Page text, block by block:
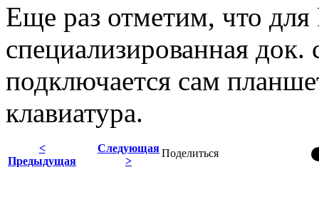
Еще раз отметим, что
специализированная док.
подключается сам
клавиатура.
Поделиться
<
Предыдущая
Следующая
>